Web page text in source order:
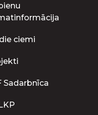
ciemi
Sadarbnīca